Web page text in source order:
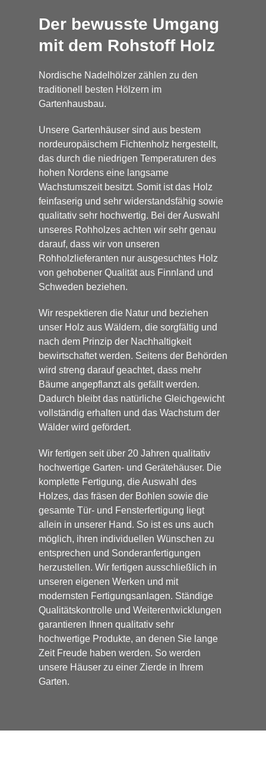
Der bewusste Umgang
mit dem Rohstoff Holz
Nordische Nadelhölzer zählen zu den
traditionell besten Hölzern im
Gartenhausbau.
Unsere Gartenhäuser sind aus bestem
nordeuropäischem Fichtenholz hergestellt,
das durch die niedrigen Temperaturen des
hohen Nordens eine langsame
Wachstumszeit besitzt. Somit ist das Holz
feinfaserig und sehr widerstandsfähig sowie
qualitativ sehr hochwertig. Bei der Auswahl
unseres Rohholzes achten wir sehr genau
darauf, dass wir von unseren
Rohholzlieferanten nur ausgesuchtes Holz
von gehobener Qualität aus Finnland und
Schweden beziehen.
Wir respektieren die Natur und beziehen
unser Holz aus Wäldern, die sorgfältig und
nach dem Prinzip der Nachhaltigkeit
bewirtschaftet werden. Seitens der Behörden
wird streng darauf geachtet, dass mehr
Bäume angepflanzt als gefällt werden.
Dadurch bleibt das natürliche Gleichgewicht
vollständig erhalten und das Wachstum der
Wälder wird gefördert.
Wir fertigen seit über 20 Jahren qualitativ
hochwertige Garten- und Gerätehäuser. Die
komplette Fertigung, die Auswahl des
Holzes, das fräsen der Bohlen sowie die
gesamte Tür- und Fensterfertigung liegt
allein in unserer Hand. So ist es uns auch
möglich, ihren individuellen Wünschen zu
entsprechen und Sonderanfertigungen
herzustellen. Wir fertigen ausschließlich in
unseren eigenen Werken und mit
modernsten Fertigungsanlagen. Ständige
Qualitätskontrolle und Weiterentwicklungen
garantieren Ihnen qualitativ sehr
hochwertige Produkte, an denen Sie lange
Zeit Freude haben werden. So werden
unsere Häuser zu einer Zierde in Ihrem
Garten.